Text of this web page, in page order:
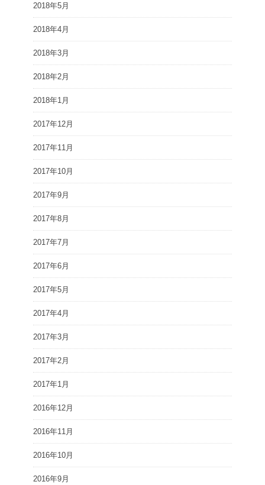
2018年5月
2018年4月
2018年3月
2018年2月
2018年1月
2017年12月
2017年11月
2017年10月
2017年9月
2017年8月
2017年7月
2017年6月
2017年5月
2017年4月
2017年3月
2017年2月
2017年1月
2016年12月
2016年11月
2016年10月
2016年9月